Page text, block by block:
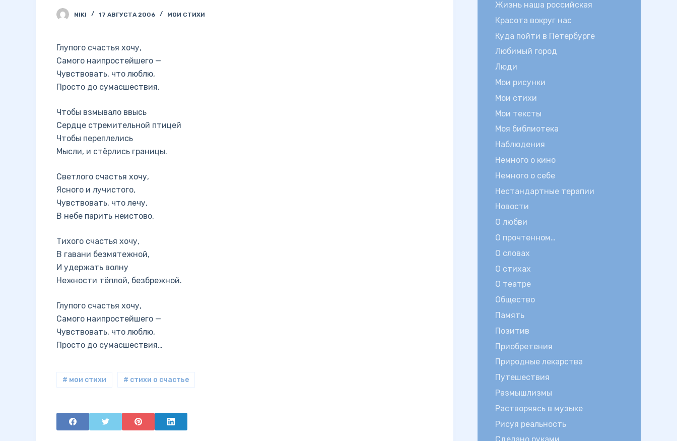
NIKI 17 АВГУСТА 2006 МОИ СТИХИ
Глупого счастья хочу,
Самого наипростейшего —
Чувствовать, что люблю,
Просто до сумасшествия.
Чтобы взмывало ввысь
Сердце стремительной птицей
Чтобы переплелись
Мысли, и стёрлись границы.
Светлого счастья хочу,
Ясного и лучистого,
Чувствовать, что лечу,
В небе парить неистово.
Тихого счастья хочу,
В гавани безмятежной,
И удержать волну
Нежности тёплой, безбрежной.
Глупого счастья хочу,
Самого наипростейшего —
Чувствовать, что люблю,
Просто до сумасшествия…
# мои стихи # стихи о счастье
Жизнь наша российская
Красота вокруг нас
Куда пойти в Петербурге
Любимый город
Люди
Мои рисунки
Мои стихи
Мои тексты
Моя библиотека
Наблюдения
Немного о кино
Немного о себе
Нестандартные терапии
Новости
О любви
О прочтенном…
О словах
О стихах
О театре
Общество
Память
Позитив
Приобретения
Природные лекарства
Путешествия
Размышлизмы
Растворяясь в музыке
Рисуя реальность